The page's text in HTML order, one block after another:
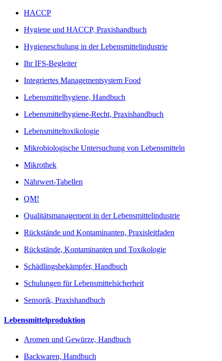
HACCP
Hygiene und HACCP, Praxishandbuch
Hygieneschulung in der Lebensmittelindustrie
Ihr IFS-Begleiter
Integriertes Managementsystem Food
Lebensmittelhygiene, Handbuch
Lebensmittelhygiene-Recht, Praxishandbuch
Lebensmitteltoxikologie
Mikrobiologische Untersuchung von Lebensmitteln
Mikrothek
Nährwert-Tabellen
QM!
Qualitätsmanagement in der Lebensmittelindustrie
Rückstände und Kontaminanten, Praxisleitfaden
Rückstände, Kontaminanten und Toxikologie
Schädlingsbekämpfer, Handbuch
Schulungen für Lebensmittelsicherheit
Sensorik, Praxishandbuch
Lebensmittelproduktion
Aromen und Gewürze, Handbuch
Backwaren, Handbuch